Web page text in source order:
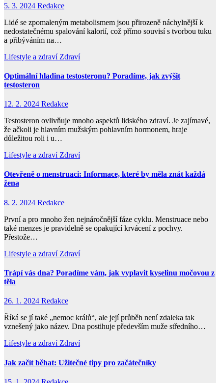
5. 3. 2024 Redakce
Lidé se zpomaleným metabolismem jsou přirozeně náchylnější k
nedostatečnému spalování kalorií, což přímo souvisí s tvorbou tuku
a přibýváním na…
Lifestyle a zdraví Zdraví
Optimální hladina testosteronu? Poradíme, jak zvýšit
testosteron
12. 2. 2024 Redakce
Testosteron ovlivňuje mnoho aspektů lidského zdraví. Je zajímavé,
že ačkoli je hlavním mužským pohlavním hormonem, hraje
důležitou roli i u…
Lifestyle a zdraví Zdraví
Otevřeně o menstruaci: Informace, které by měla znát každá
žena
8. 2. 2024 Redakce
První a pro mnoho žen nejnáročnější fáze cyklu. Menstruace nebo
také menzes je pravidelně se opakující krvácení z pochvy.
Přestože…
Lifestyle a zdraví Zdraví
Trápí vás dna? Poradíme vám, jak vyplavit kyselinu močovou z
těla
26. 1. 2024 Redakce
Říká se jí také „nemoc králů“, ale její průběh není zdaleka tak
vznešený jako název. Dna postihuje především muže středního…
Lifestyle a zdraví Zdraví
Jak začít běhat: Užitečné tipy pro začátečníky